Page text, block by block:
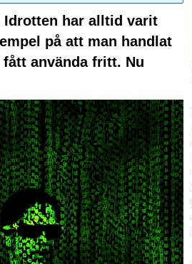
Idrotten har alltid varit
på att man handlat
använda fritt. Nu